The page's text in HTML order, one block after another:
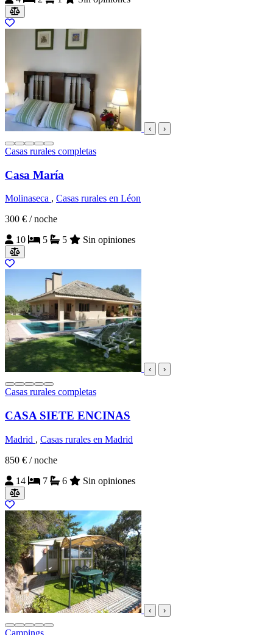
‹ ›
Casas rurales completas
Casa María
Molinaseca , Casas rurales en Léon
300 € / noche
10
5 5 Sin opiniones
‹ ›
Casas rurales completas
CASA SIETE ENCINAS
Madrid , Casas rurales en Madrid
850 € / noche
14
7 6 Sin opiniones
‹ ›
Campings